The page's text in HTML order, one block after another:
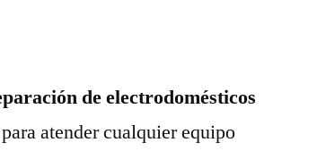
de electrodomésticos
atender cualquier equipo